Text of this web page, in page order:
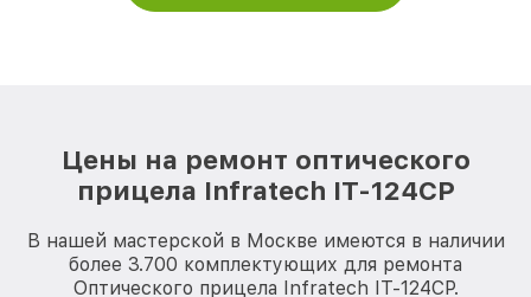
Цены на ремонт оптического
прицела Infratech IT-124CP
В нашей мастерской в Москве имеются в наличии
более 3.700 комплектующих для ремонта
Оптического прицела Infratech IT-124CP.